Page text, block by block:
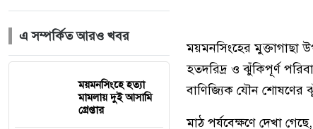
এ সম্পর্কিত আরও খবর
ময়মনসিংহে হত্যা
মামলায় দুই আসামি
গ্রেপ্তার
ময়মনসিংহের মুক্তাগাছা
হতদরিদ্র ও ঝুঁকিপূর্ণ
বাণিজ্যিক যৌন শোষণের
মাঠ পর্যবেক্ষণে দেখা